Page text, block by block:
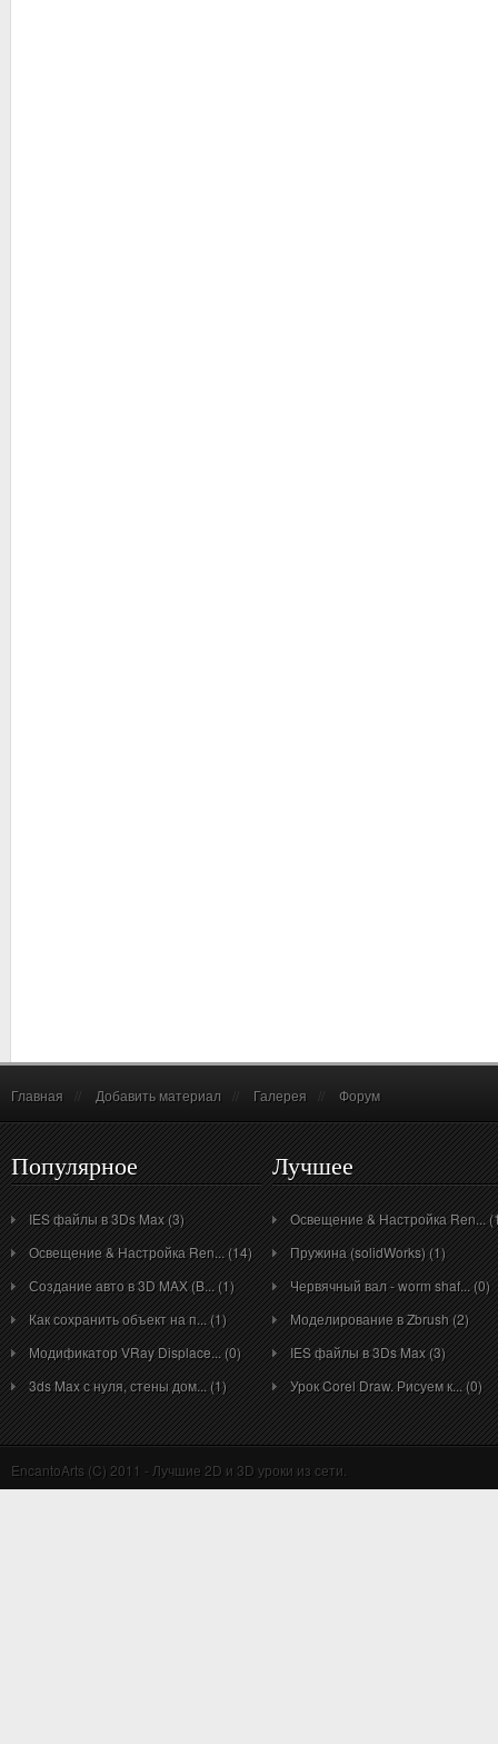
Главная Добавить материал Галерея Форум
Популярное
IES файлы в 3Ds Max (3)
Освещение & Настройка Ren... (14)
Создание авто в 3D MAX (B... (1)
Как сохранить объект на п... (1)
Модификатор VRay Displace... (0)
3ds Max с нуля, стены дом... (1)
Лучшее
Освещение & Настройка Ren...
Пружина (solidWorks) (1)
Червячный вал - worm shaf... (0)
Моделирование в Zbrush (2)
IES файлы в 3Ds Max (3)
Урок Corel Draw. Рисуем к... (0)
EncantoArts (C) 2011 - Лучшие 2D и 3D уроки из сети.